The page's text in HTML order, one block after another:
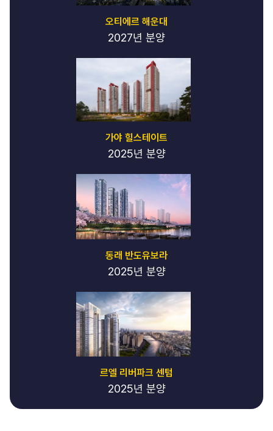
오티에르 해운대
2027년 분양
가야 힐스테이트
2025년 분양
동래 반도유보라
2025년 분양
르엘 리버파크 센텀
2025년 분양